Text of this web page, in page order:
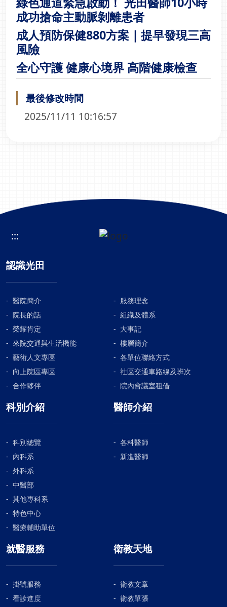
成功搶命主動脈剝離患者
成人預防保健880方案｜提早發現三高
風險
全心守護 健康心境界 高階健康檢查
最後修改時間
2025/11/11 10:16:57
:::
認識光田
醫院簡介
服務理念
院長的話
組織及體系
榮耀肯定
大事記
來院交通與生活機能
樓層簡介
藝術人文專區
各單位聯絡方式
向上院區專區
社區交通車路線及班次
合作夥伴
院內會議室租借
科別介紹
科別總覽
內科系
外科系
中醫部
其他專科系
特色中心
醫療輔助單位
醫師介紹
各科醫師
新進醫師
就醫服務
掛號服務
看診進度
衛教天地
衛教文章
衛教單張